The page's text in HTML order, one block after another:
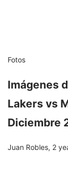
Fotos
Imágenes
Lakers vs
Diciembre
Juan Robles, 2